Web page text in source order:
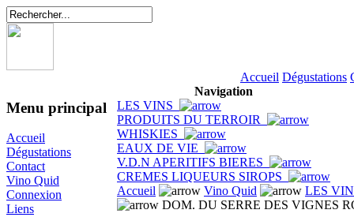
Accueil Dégustations
Menu principal
Accueil
Dégustations
Contact
Vino Quid
Connexion
Liens
Navigation
LES VINS
PRODUITS DU TERROIR
WHISKIES
EAUX DE VIE
V.D.N APERITIFS BIERES
CREMES LIQUEURS SIROPS
Accueil
Vino Quid
LES
DOM. DU SERRE DES VIGNES